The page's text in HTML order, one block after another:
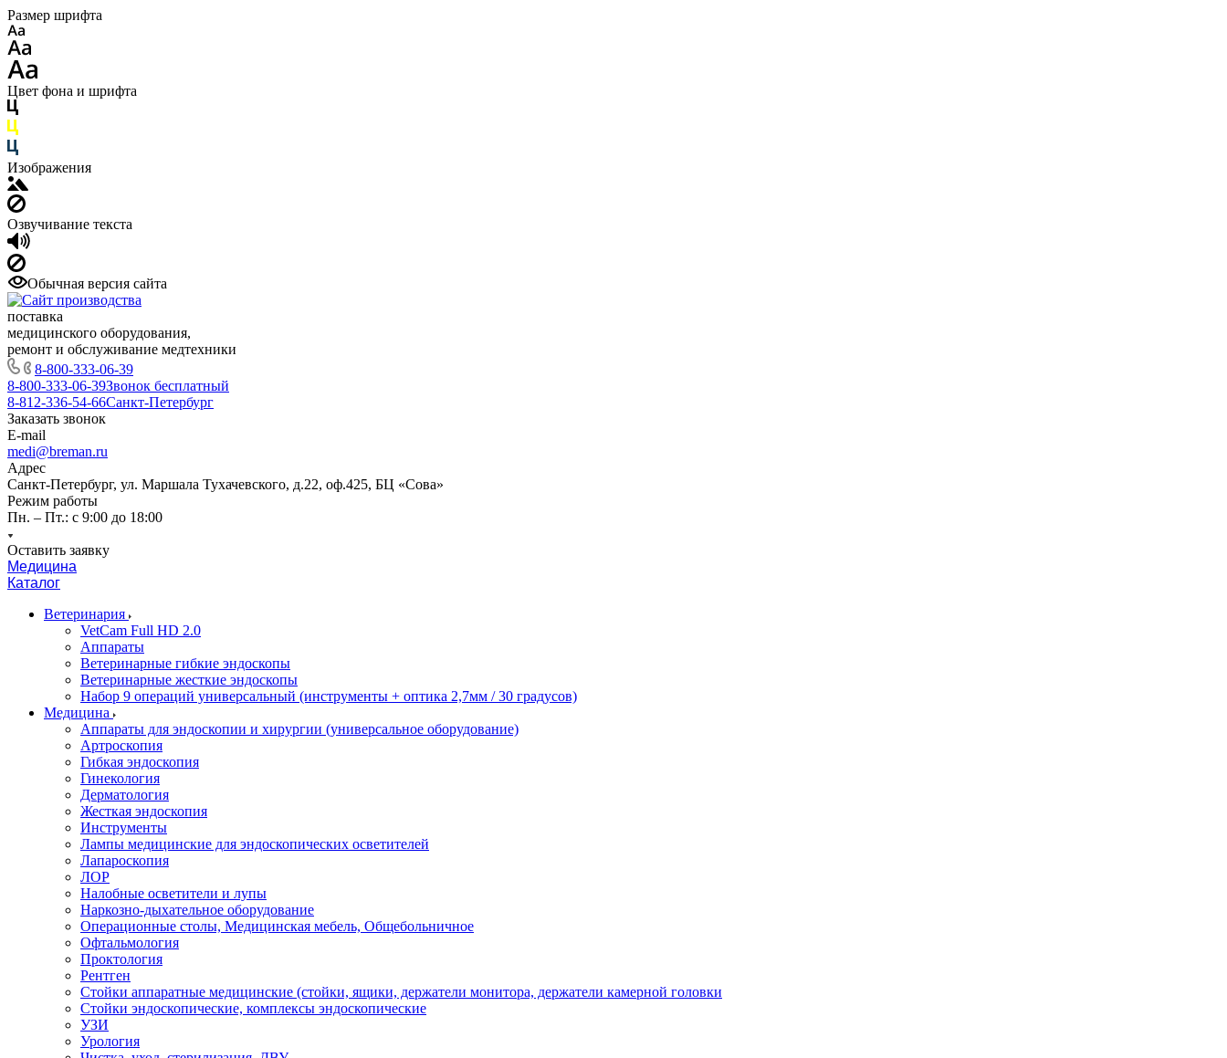
Размер шрифта
Цвет фона и шрифта
Изображения
Озвучивание текста
Обычная версия сайта
поставка
медицинского оборудования,
ремонт и обслуживание медтехники
8-800-333-06-39
8-800-333-06-39Звонок бесплатный
8-812-336-54-66Санкт-Петербург
Заказать звонок
E-mail
medi@breman.ru
Адрес
Санкт-Петербург, ул. Маршала Тухачевского, д.22, оф.425, БЦ «Сова»
Режим работы
Пн. – Пт.: с 9:00 до 18:00
Оставить заявку
Медицина
Каталог
Ветеринария
VetCam Full HD 2.0
Аппараты
Ветеринарные гибкие эндоскопы
Ветеринарные жесткие эндоскопы
Набор 9 операций универсальный (инструменты + оптика 2,7мм / 30 градусов)
Медицина
Аппараты для эндоскопии и хирургии (универсальное оборудование)
Артроскопия
Гибкая эндоскопия
Гинекология
Дерматология
Жесткая эндоскопия
Инструменты
Лампы медицинские для эндоскопических осветителей
Лапароскопия
ЛОР
Налобные осветители и лупы
Наркозно-дыхательное оборудование
Операционные столы, Медицинская мебель, Общебольничное
Офтальмология
Проктология
Рентген
Стойки аппаратные медицинские (стойки, ящики, держатели монитора, держатели камерной головки
Стойки эндоскопические, комплексы эндоскопические
УЗИ
Урология